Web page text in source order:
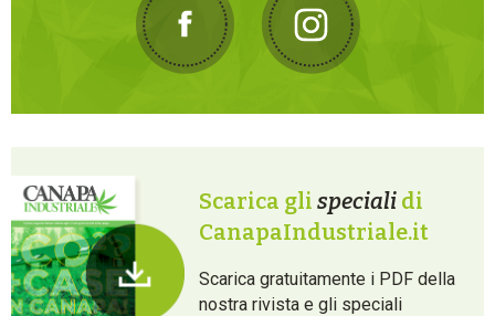
Scarica gli speciali di
CanapaIndustriale.it
Scarica gratuitamente i PDF della
nostra rivista e gli speciali